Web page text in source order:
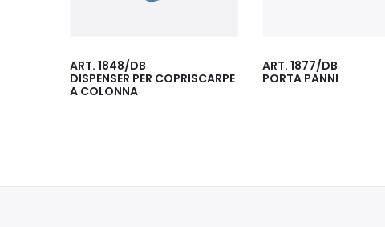
ART. 1877/DB
PORTA PANNI
ART. 3877
DISTRIBUTORE SAPONE